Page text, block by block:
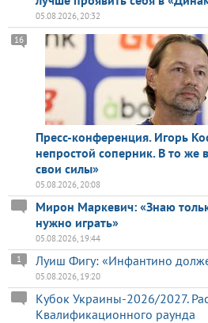
05.08.2026, 20:32
Пресс-конференция. Игорь
непростой соперник. В то же
свои силы»
16
05.08.2026, 20:08
Мирон Маркевич: «Знаю
нужно играть»
05.08.2026, 19:44
Луиш Фигу: «Инфантино
1
05.08.2026, 19:20
Кубок Украины-2026/2027.
Квалификационного раунда